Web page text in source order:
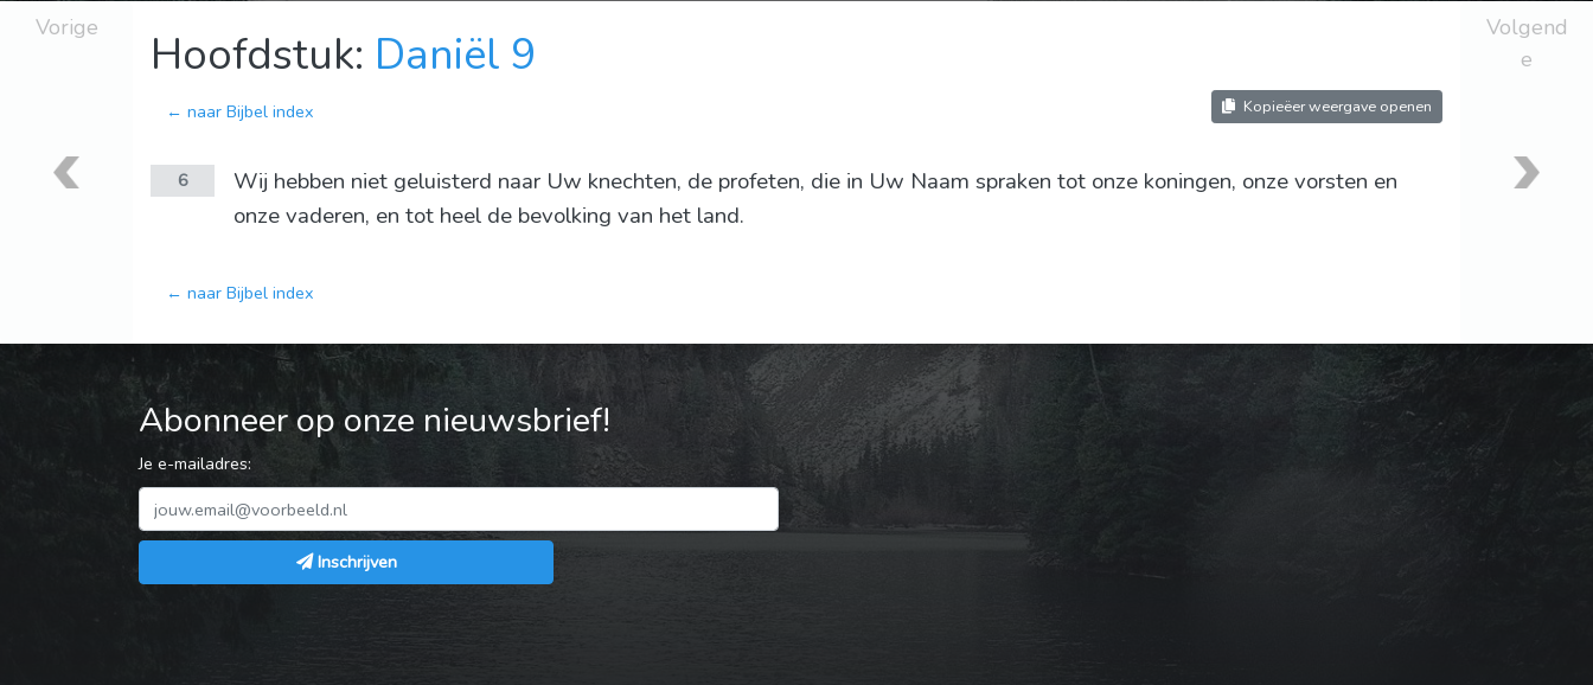
Vorige Hoofdstuk: Daniël 9
← naar Bijbel index Kopieëer weergave openen
6
Wij hebben niet geluisterd naar Uw knechten, de profeten, die in Uw Naam spraken tot onze koningen, onze vorsten en
onze vaderen, en tot heel de bevolking van het land.
← naar Bijbel index
Volgend
e
Abonneer op onze nieuwsbrief!
Je e-mailadres:
Inschrijven